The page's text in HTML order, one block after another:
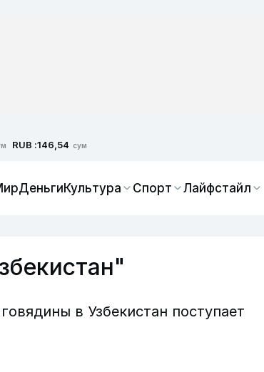
RUB :146,54 сум
ДеньгиКультура Спорт Лайфстайл
в Узбекистан поступает